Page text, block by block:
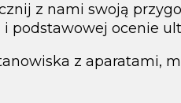
z nami swoją
i podstawowej ocenie
z aparatami,